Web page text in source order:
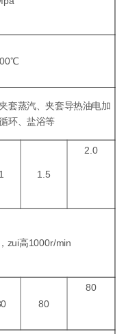
套蒸汽、夹套导热油电加
环、盐浴等
1 1.5
2.0
zui高1000r/min
80
80